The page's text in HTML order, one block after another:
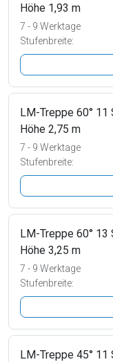
Höhe 1,93 m
7 - 9 Werktage
Stufenbreite:
LM-Treppe 60° 11
Höhe 2,75 m
7 - 9 Werktage
Stufenbreite:
LM-Treppe 60° 13
Höhe 3,25 m
7 - 9 Werktage
Stufenbreite:
LM-Treppe 45° 11